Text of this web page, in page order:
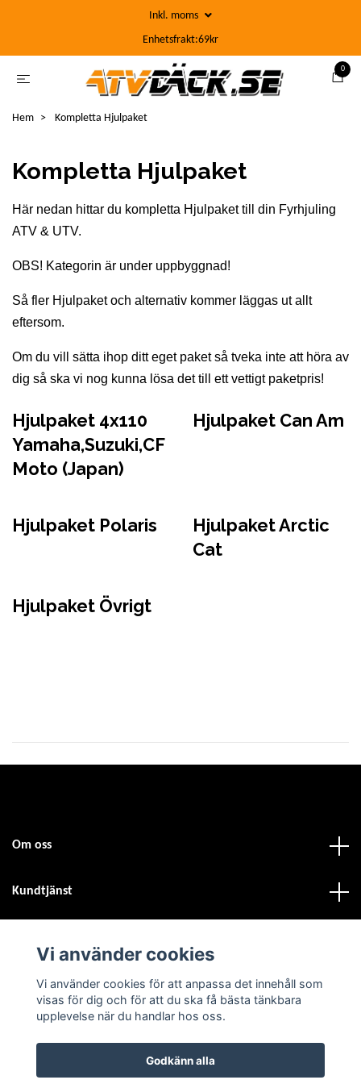
Inkl. moms
Enhetsfrakt:69kr
0
Hem Kompletta Hjulpaket
Kompletta Hjulpaket
Här nedan hittar du kompletta Hjulpaket till din Fyrhjuling
ATV & UTV.
OBS! Kategorin är under uppbyggnad!
Så fler Hjulpaket och alternativ kommer läggas ut allt
eftersom.
Om du vill sätta ihop ditt eget paket så tveka inte att höra av
dig så ska vi nog kunna lösa det till ett vettigt paketpris!
Hjulpaket 4x110
Yamaha,Suzuki,CF
Moto (Japan)
Hjulpaket Can Am
Hjulpaket Polaris
Hjulpaket Arctic
Cat
Hjulpaket Övrigt
Om oss
Kundtjänst
Sociala medier
Vi använder cookies
Vi använder cookies för att anpassa det innehåll som
visas för dig och för att du ska få bästa tänkbara
upplevelse när du handlar hos oss.
Godkänn alla